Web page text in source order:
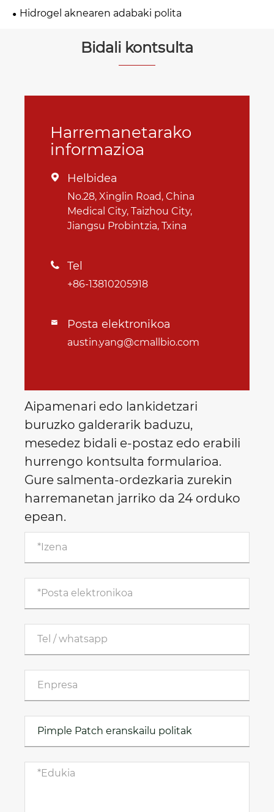
adabakia
Hidrogel aknearen adabaki polita
Bidali kontsulta
Harremanetarako
informazioa
 Helbidea
No.28, Xinglin Road, China
Medical City, Taizhou City,
Jiangsu Probintzia, Txina
 Tel
+86-13810205918
 Posta elektronikoa
austin.yang@cmallbio.com
Aipamenari edo lankidetzari
buruzko galderarik baduzu,
mesedez bidali e-postaz edo erabili
hurrengo kontsulta formularioa.
Gure salmenta-ordezkaria zurekin
harremanetan jarriko da 24 orduko
epean.